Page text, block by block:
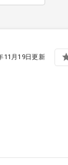
11月19日更新